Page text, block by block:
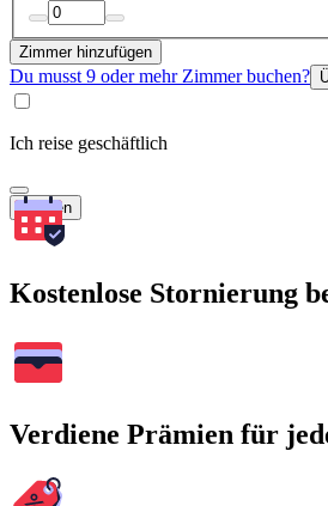
Zimmer hinzufügen
Du musst 9 oder mehr Zimmer buchen?
Ich reise geschäftlich
Suchen
Kostenlose Stornierung
Verdiene Prämien für